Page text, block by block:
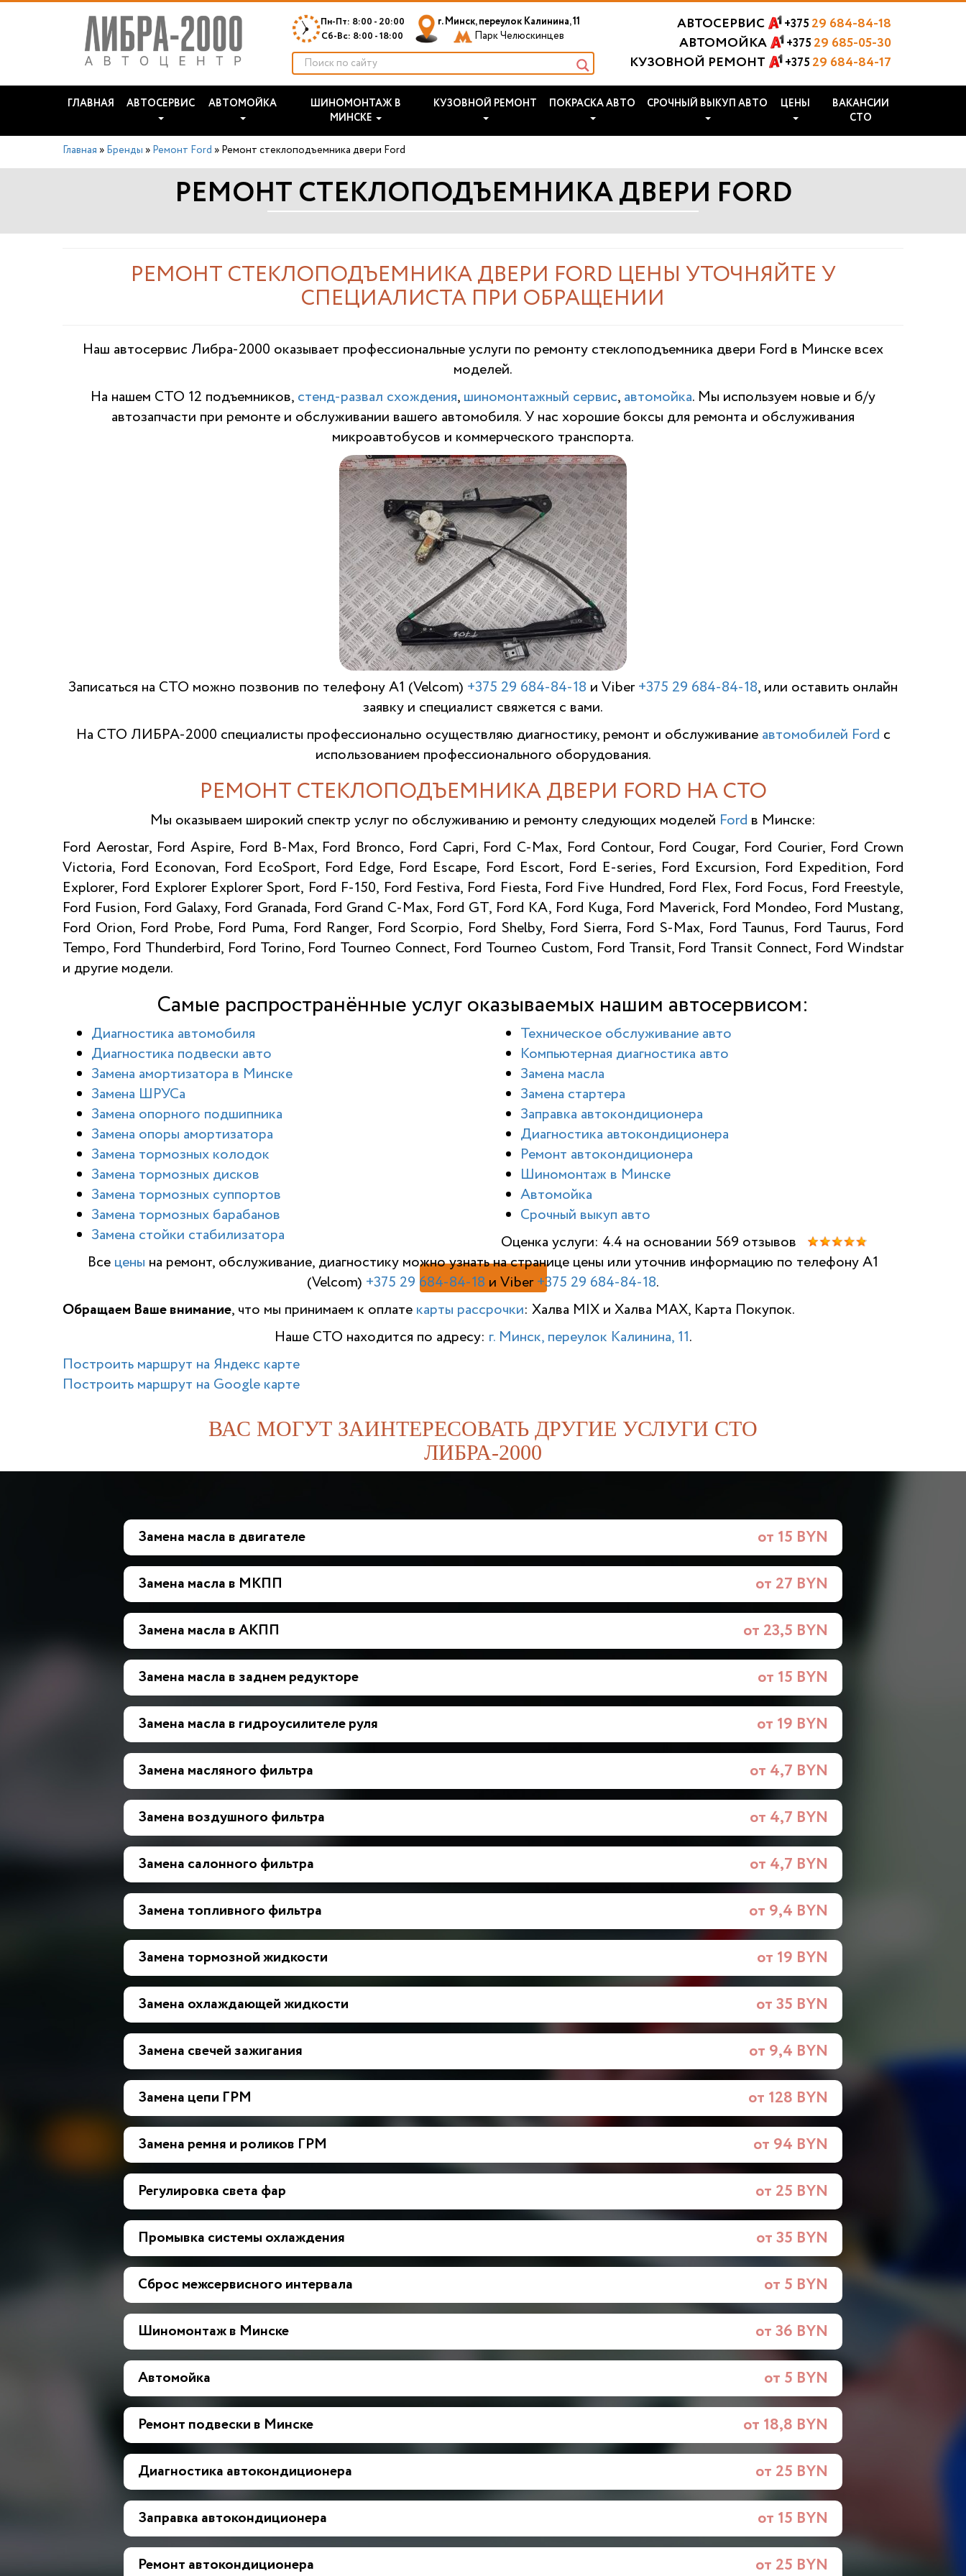
Пн-Пт: 8:00 - 20:00
Сб-Вс: 8:00 - 18:00
г. Минск, переулок Калинина, 11
Парк Челюскинцев
АВТОСЕРВИС +375 29 684-84-18
АВТОМОЙКА
+375 29 685-05-30
КУЗОВНОЙ РЕМОНТ
+375 29 684-84-17
ГЛАВНАЯ АВТОСЕРВИС АВТОМОЙКА
ШИНОМОНТАЖ В
МИНСКЕ
КУЗОВНОЙ РЕМОНТ ПОКРАСКА АВТО СРОЧНЫЙ ВЫКУП АВТО ЦЕНЫ
ВАКАНСИИ
СТО
Главная » Бренды » Ремонт Ford » Ремонт стеклоподъемника двери Ford
РЕМОНТ СТЕКЛОПОДЪЕМНИКА ДВЕРИ FORD
РЕМОНТ СТЕКЛОПОДЪЕМНИКА ДВЕРИ FORD ЦЕНЫ УТОЧНЯЙТЕ У
СПЕЦИАЛИСТА ПРИ ОБРАЩЕНИИ
Наш автосервис Либра-2000 оказывает профессиональные услуги по ремонту стеклоподъемника двери Ford в Минске всех
моделей.
На нашем СТО 12 подъемников, стенд-развал схождения, шиномонтажный сервис, автомойка. Мы используем новые и б/у
автозапчасти при ремонте и обслуживании вашего автомобиля. У нас хорошие боксы для ремонта и обслуживания
микроавтобусов и коммерческого транспорта.
Записаться на СТО можно позвонив по телефону A1 (Velcom) +375 29 684-84-18 и Viber+375 29 684-84-18, или оставить онлайн
заявку и специалист свяжется с вами.
На СТО ЛИБРА-2000 специалисты профессионально осуществляю диагностику, ремонт и обслуживание автомобилей Ford с
использованием профессионального оборудования.
РЕМОНТ СТЕКЛОПОДЪЕМНИКА ДВЕРИ FORD НА СТО
Мы оказываем широкий спектр услуг по обслуживанию и ремонту следующих моделей Ford в Минске:
Ford Aerostar, Ford Aspire, Ford B-Max, Ford Bronco, Ford Capri, Ford C-Max, Ford Contour, Ford Cougar, Ford Courier, Ford Crown
Victoria, Ford Econovan, Ford EcoSport, Ford Edge, Ford Escape, Ford Escort, Ford E-series, Ford Excursion, Ford Expedition, Ford
Explorer, Ford Explorer Explorer Sport, Ford F-150, Ford Festiva, Ford Fiesta, Ford Five Hundred, Ford Flex, Ford Focus, Ford Freestyle,
Ford Fusion, Ford Galaxy, Ford Granada, Ford Grand C-Max, Ford GT, Ford KA, Ford Kuga, Ford Maverick, Ford Mondeo, Ford Mustang,
Ford Orion, Ford Probe, Ford Puma, Ford Ranger, Ford Scorpio, Ford Shelby, Ford Sierra, Ford S-Max, Ford Taunus, Ford Taurus, Ford
Tempo, Ford Thunderbird, Ford Torino, Ford Tourneo Connect, Ford Tourneo Custom, Ford Transit, Ford Transit Connect, Ford Windstar
и другие модели.
Самые распространённые услуг оказываемых нашим автосервисом:
Диагностика автомобиля
Диагностика подвески авто
Замена амортизатора в Минске
Замена ШРУСа
Замена опорного подшипника
Замена опоры амортизатора
Замена тормозных колодок
Замена тормозных дисков
Замена тормозных суппортов
Замена тормозных барабанов
Замена стойки стабилизатора
Техническое обслуживание авто
Компьютерная диагностика авто
Замена масла
Замена стартера
Заправка автокондиционера
Диагностика автокондиционера
Ремонт автокондиционера
Шиномонтаж в Минске
Автомойка
Срочный выкуп авто
Все цены на ремонт, обслуживание, диагностику можно узнать на странице цены или уточнив информацию по телефону A1
(Velcom) +375 29 684-84-18 и Viber+375 29 684-84-18.
Обращаем Ваше внимание, что мы принимаем к оплате карты рассрочки: Халва MIX и Халва MAX, Карта Покупок.
Наше СТО находится по адресу: г. Минск, переулок Калинина, 11.
Построить маршрут на Яндекс карте
Построить маршрут на Google карте
Оценка услуги: 4.4 на основании 569 отзывов
ВАС МОГУТ ЗАИНТЕРЕСОВАТЬ ДРУГИЕ УСЛУГИ СТО
ЛИБРА-2000
Замена масла в двигателе от 15 BYN
Замена масла в МКПП от 27 BYN
Замена масла в АКПП от 23,5 BYN
Замена масла в заднем редукторе от 15 BYN
Замена масла в гидроусилителе руля от 19 BYN
Замена масляного фильтра от 4,7 BYN
Замена воздушного фильтра от 4,7 BYN
Замена салонного фильтра от 4,7 BYN
Замена топливного фильтра от 9,4 BYN
Замена тормозной жидкости от 19 BYN
Замена охлаждающей жидкости от 35 BYN
Замена свечей зажигания от 9,4 BYN
Замена цепи ГРМ от 128 BYN
Замена ремня и роликов ГРМ от 94 BYN
Регулировка света фар от 25 BYN
Промывка системы охлаждения от 35 BYN
Сброс межсервисного интервала от 5 BYN
Шиномонтаж в Минске от 36 BYN
Автомойка от 5 BYN
Ремонт подвески в Минске от 18,8 BYN
Диагностика автокондиционера от 25 BYN
Заправка автокондиционера от 15 BYN
Ремонт автокондиционера от 25 BYN